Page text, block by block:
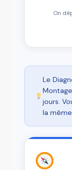
On
Le
jours.
la